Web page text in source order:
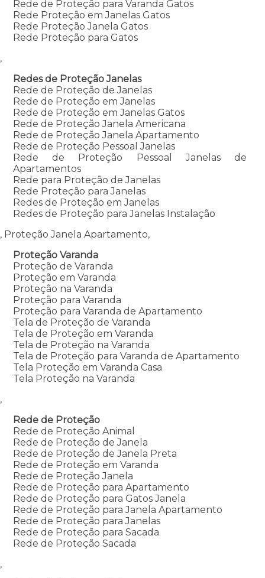
Rede de Proteção para Varanda Gatos
Rede Proteção em Janelas Gatos
Rede Proteção Janela Gatos
Rede Proteção para Gatos
,
Redes de Proteção Janelas
Rede de Proteção de Janelas
Rede de Proteção em Janelas
Rede de Proteção em Janelas Gatos
Rede de Proteção Janela Americana
Rede de Proteção Janela Apartamento
Rede de Proteção Pessoal Janelas
Rede de Proteção Pessoal Janelas de
Apartamentos
Rede para Proteção de Janelas
Rede Proteção para Janelas
Redes de Proteção em Janelas
Redes de Proteção para Janelas Instalação
, Proteção Janela Apartamento,
Proteção Varanda
Proteção de Varanda
Proteção em Varanda
Proteção na Varanda
Proteção para Varanda
Proteção para Varanda de Apartamento
Tela de Proteção de Varanda
Tela de Proteção em Varanda
Tela de Proteção na Varanda
Tela de Proteção para Varanda de Apartamento
Tela Proteção em Varanda Casa
Tela Proteção na Varanda
,
Rede de Proteção
Rede de Proteção Animal
Rede de Proteção de Janela
Rede de Proteção de Janela Preta
Rede de Proteção em Varanda
Rede de Proteção Janela
Rede de Proteção para Apartamento
Rede de Proteção para Gatos Janela
Rede de Proteção para Janela Apartamento
Rede de Proteção para Janelas
Rede de Proteção para Sacada
Rede de Proteção Sacada
,